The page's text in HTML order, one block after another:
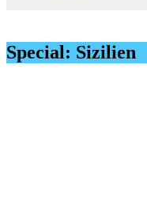
Special: Sizilien